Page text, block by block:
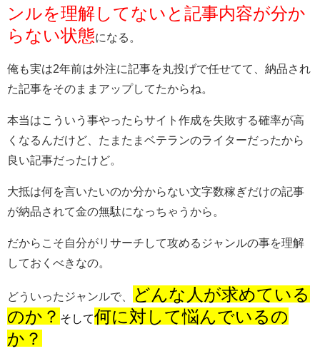
ンルを理解してないと記事内容が分か
らない状態になる。
俺も実は2年前は外注に記事を丸投げで任せてて、納品され
た記事をそのままアップしてたからね。
本当はこういう事やったらサイト作成を失敗する確率が高
くなるんだけど、たまたまベテランのライターだったから
良い記事だったけど。
大抵は何を言いたいのか分からない文字数稼ぎだけの記事
が納品されて金の無駄になっちゃうから。
だからこそ自分がリサーチして攻めるジャンルの事を理解
しておくべきなの。
どういったジャンルで、
どんな人が求めている
のか？ そして何に対して悩んでいるの
か？